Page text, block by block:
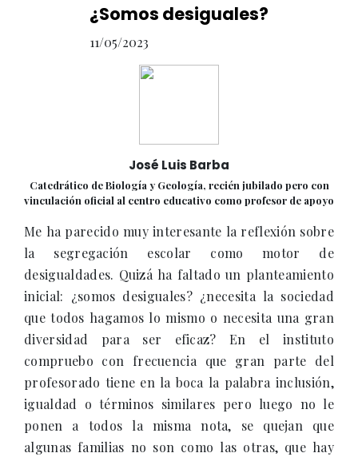
¿Somos desiguales?
11/05/2023
José Luis Barba
Catedrático de Biología y Geología, recién jubilado pero con
vinculación oficial al centro educativo como profesor de apoyo
Me ha parecido muy interesante la reflexión sobre
la segregación escolar como motor de
desigualdades. Quizá ha faltado un planteamiento
inicial: ¿somos desiguales? ¿necesita la sociedad
que todos hagamos lo mismo o necesita una gran
diversidad para ser eficaz? En el instituto
compruebo con frecuencia que gran parte del
profesorado tiene en la boca la palabra inclusión,
igualdad o términos similares pero luego no le
ponen a todos la misma nota, se quejan que
algunas familias no son como las otras, que hay